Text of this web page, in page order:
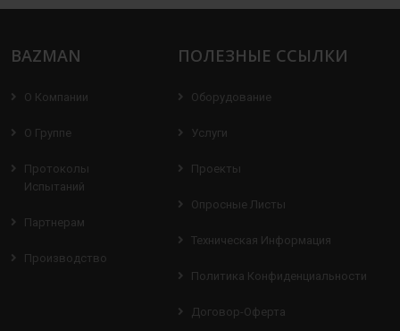
BAZMAN
О Компании
О Группе
Протоколы
Испытаний
Партнерам
Производство
ПОЛЕЗНЫЕ ССЫЛКИ
Оборудование
Услуги
Проекты
Опросные Листы
Техническая Информация
Политика Конфиденциальности
Договор-Оферта